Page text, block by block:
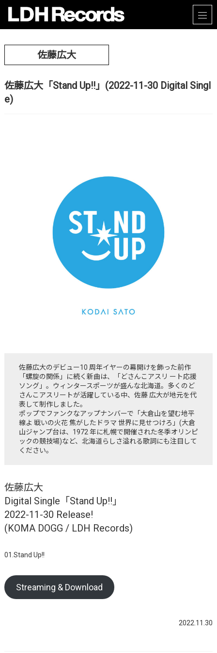
佐藤広大
佐藤広大「Stand Up!!」(2022-11-30 Digital Singl
e)
佐藤広大のデビュー10 周年イヤーの幕開けを飾った前作
「螺旋の関係」に続く新曲は、「どさんこアスリ ート応援
ソング」。ウィンタースポーツが盛んな北海道。多くのど
さんこアスリートが活躍している中、佐藤 広大が地元を代
表して制作しました。
ポップでファンクなアップナンバーで「大倉山を望む地平
線よ 戦いの火花 焦がしたドラマ 世界に見せつけろ」(大倉
山ジャンプ台は、1972 年に札幌で開催された冬季オリンピ
ックの競技場)など、北海道らしさ溢れる歌詞にも注目して
ください。
佐藤広大
Digital Single「Stand Up!!」
2022-11-30 Release!
(KOMA DOGG / LDH Records)
01.Stand Up!!
Streaming & Download
2022.11.30